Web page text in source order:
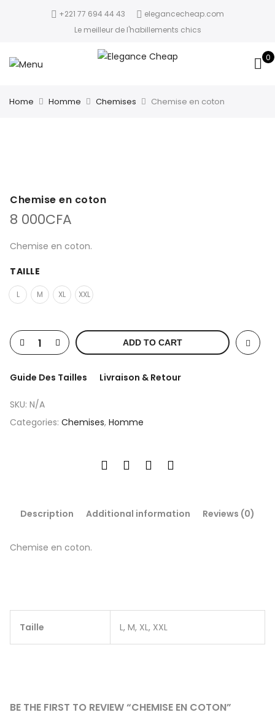
+221 77 694 44 43
elegancecheap.com
Le meilleur de l'habillements chics
0
Home Homme Chemises Chemise en coton
Chemise en coton
8 000CFA
Chemise en coton.
TAILLE
L M XL XXL
ADD TO CART
Guide Des Tailles Livraison & Retour
SKU: N/A
Categories: Chemises, Homme
Description Additional information Reviews (0)
Chemise en coton.
Taille L, M, XL, XXL
BE THE FIRST TO REVIEW “CHEMISE EN COTON”